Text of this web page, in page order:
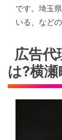
です。埼玉
いる、など
広告代
は?横